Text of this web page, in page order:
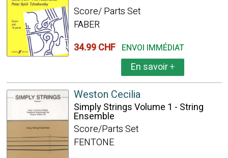
Score/ Parts Set
FABER
34.99 CHF ENVOI IMMÉDIAT
En savoir+
Weston Cecilia
Simply Strings Volume 1 - String
Ensemble
Score/Parts Set
FENTONE